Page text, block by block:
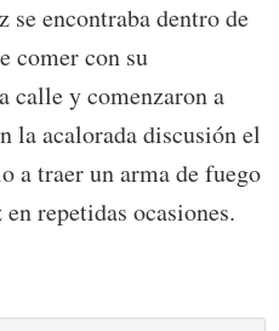
encontraba dentro de
comer con su
calle y comenzaron a
la acalorada discusión el
a traer un arma de fuego
repetidas ocasiones.